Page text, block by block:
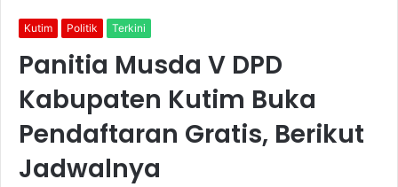
Kutim Politik Terkini
Panitia Musda V DPD
Kabupaten Kutim Buka
Pendaftaran Gratis, Berikut
Jadwalnya